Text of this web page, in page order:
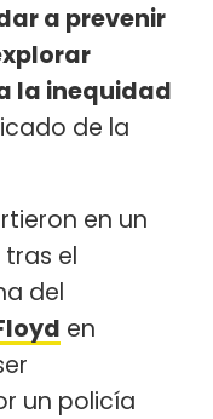
a prevenir
la inequidad
de la
en un
tras el
del
en
un policía